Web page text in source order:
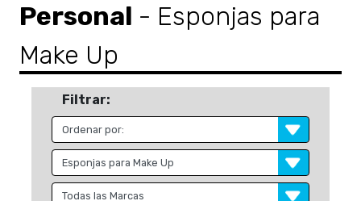
Personal - Esponjas para
Make Up
Filtrar: